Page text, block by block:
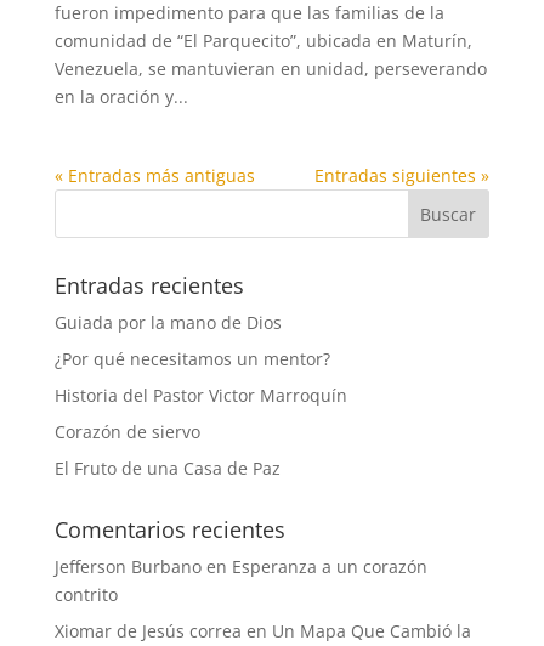
fueron impedimento para que las familias de la
comunidad de “El Parquecito”, ubicada en Maturín,
Venezuela, se mantuvieran en unidad, perseverando
en la oración y...
« Entradas más antiguas Entradas siguientes »
Entradas recientes
Guiada por la mano de Dios
¿Por qué necesitamos un mentor?
Historia del Pastor Victor Marroquín
Corazón de siervo
El Fruto de una Casa de Paz
Comentarios recientes
Jefferson Burbanoen Esperanza a un corazón
contrito
Xiomar de Jesús correa en Un Mapa Que Cambió la